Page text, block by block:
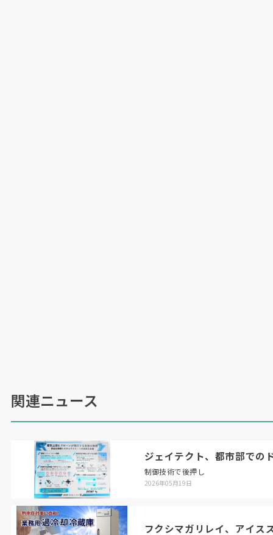
関連ニュース
ジェイテクト、都市部での
制御技術で後押し
2026年05月19日
フクシマガリレイ、アイス